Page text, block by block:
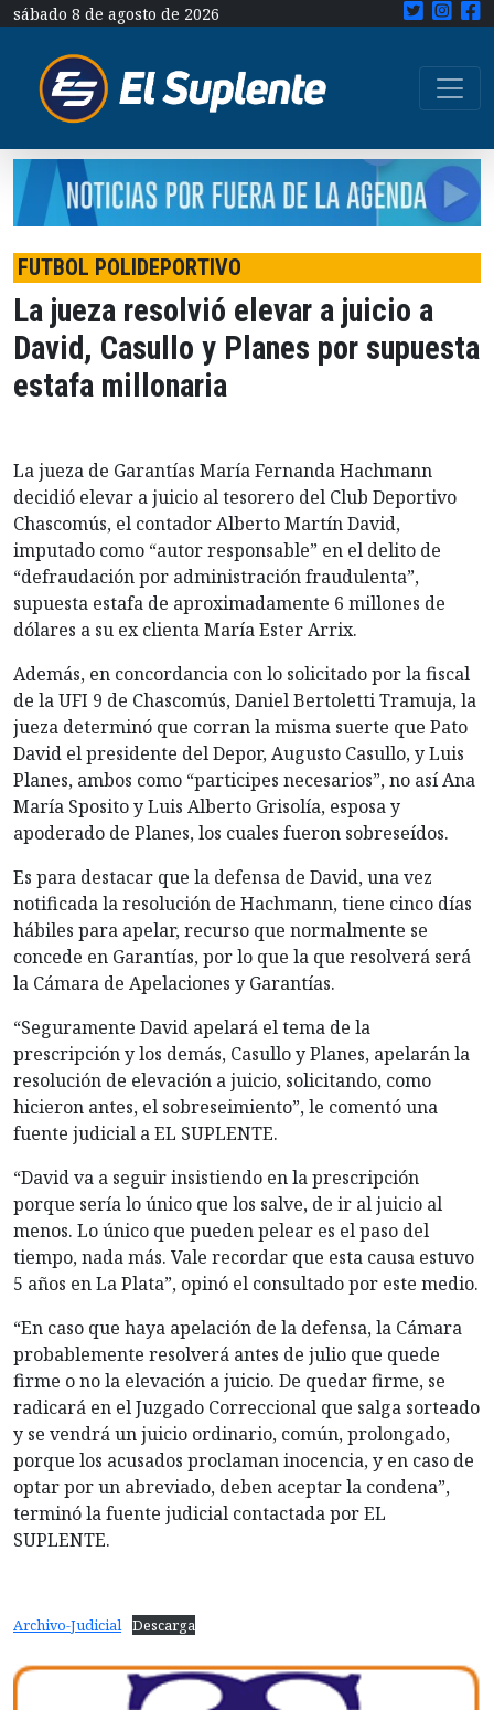
sábado 8 de agosto de 2026
FUTBOL POLIDEPORTIVO
La jueza resolvió elevar a juicio a
David, Casullo y Planes por supuesta
estafa millonaria
La jueza de Garantías María Fernanda Hachmann
decidió elevar a juicio al tesorero del Club Deportivo
Chascomús, el contador Alberto Martín David,
imputado como “autor responsable” en el delito de
“defraudación por administración fraudulenta”,
supuesta estafa de aproximadamente 6 millones de
dólares a su ex clienta María Ester Arrix.
Además, en concordancia con lo solicitado por la fiscal
de la UFI 9 de Chascomús, Daniel Bertoletti Tramuja, la
jueza determinó que corran la misma suerte que Pato
David el presidente del Depor, Augusto Casullo, y Luis
Planes, ambos como “participes necesarios”, no así Ana
María Sposito y Luis Alberto Grisolía, esposa y
apoderado de Planes, los cuales fueron sobreseídos.
Es para destacar que la defensa de David, una vez
notificada la resolución de Hachmann, tiene cinco días
hábiles para apelar, recurso que normalmente se
concede en Garantías, por lo que la que resolverá será
la Cámara de Apelaciones y Garantías.
“Seguramente David apelará el tema de la
prescripción y los demás, Casullo y Planes, apelarán la
resolución de elevación a juicio, solicitando, como
hicieron antes, el sobreseimiento”, le comentó una
fuente judicial a EL SUPLENTE.
“David va a seguir insistiendo en la prescripción
porque sería lo único que los salve, de ir al juicio al
menos. Lo único que pueden pelear es el paso del
tiempo, nada más. Vale recordar que esta causa estuvo
5 años en La Plata”, opinó el consultado por este medio.
“En caso que haya apelación de la defensa, la Cámara
probablemente resolverá antes de julio que quede
firme o no la elevación a juicio. De quedar firme, se
radicará en el Juzgado Correccional que salga sorteado
y se vendrá un juicio ordinario, común, prolongado,
porque los acusados proclaman inocencia, y en caso de
optar por un abreviado, deben aceptar la condena”,
terminó la fuente judicial contactada por EL
SUPLENTE.
Archivo-Judicial Descarga